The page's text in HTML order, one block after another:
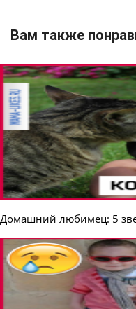
Вам также
Домашний любимец: 5